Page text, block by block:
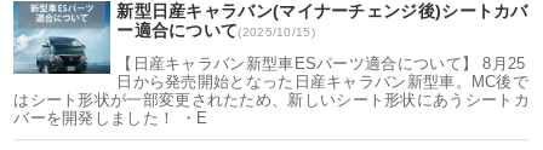
新型日産キャラバン(マイナーチェンジ後)シートカバ
ー適合について(2025/10/15)
【日産キャラバン新型車ESパーツ適合について】 8月25
日から発売開始となった日産キャラバン新型車。MC後で
はシート形状が一部変更されたため、新しいシート形状にあうシートカ
バーを開発しました！ ・E